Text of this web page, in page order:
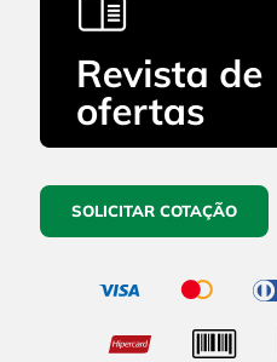
SOLICITAR COTAÇÃO